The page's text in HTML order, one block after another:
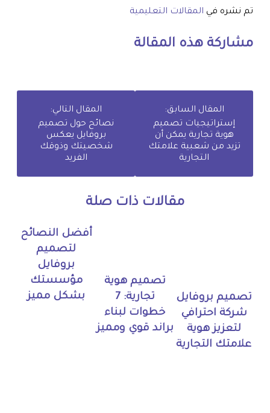
تم نشره في المقالات التعليمية
مشاركة هذه المقالة
المقال السابق:
إستراتيجيات تصميم
هوية تجارية يمكن أن
تزيد من شعبية علامتك
التجارية
المقال التالي:
نصائح حول تصميم
بروفايل يعكس
شخصيتك وذوقك
الفريد
مقالات ذات صلة
تصميم بروفايل
شركة احترافي
لتعزيز هوية
علامتك التجارية
تصميم هوية
تجارية: 7
خطوات لبناء
براند قوي ومميز
أفضل النصائح
لتصميم
بروفايل
مؤسستك
بشكل مميز